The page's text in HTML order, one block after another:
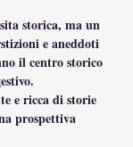
storica, ma un
e aneddoti
il centro storico
e ricca di storie
prospettiva